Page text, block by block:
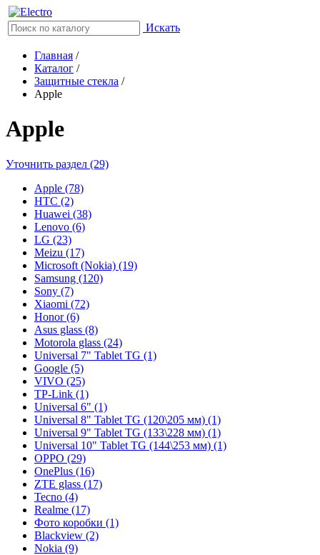
Искать
Главная /
Каталог /
Защитные стекла /
Apple
Apple
Уточнить раздел (29)
Apple (78)
HTC (2)
Huawei (38)
Lenovo (6)
LG (23)
Meizu (17)
Microsoft (Nokia) (19)
Samsung (120)
Sony (7)
Xiaomi (72)
Honor (6)
Asus glass (8)
Motorola glass (24)
Universal 7" Tablet TG (1)
Google (5)
VIVO (25)
TP-Link (1)
Universal 6" (1)
Universal 8" Tablet TG (120\205 мм) (1)
Universal 9" Tablet TG (133\228 мм) (1)
Universal 10" Tablet TG (144\253 мм) (1)
OPPO (29)
OnePlus (16)
ZTE glass (17)
Tecno (4)
Realme (17)
Фото коробки (1)
Blackview (2)
Nokia (9)